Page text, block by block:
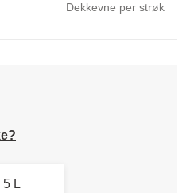
Dekkevne per strøk
5 L